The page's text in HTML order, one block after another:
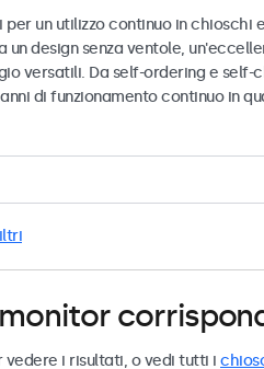
un utilizzo continuo in chioschi
design senza ventole,
versatili. Da self-ordering e
di funzionamento continuo in
i risultati, o vedi tutti i